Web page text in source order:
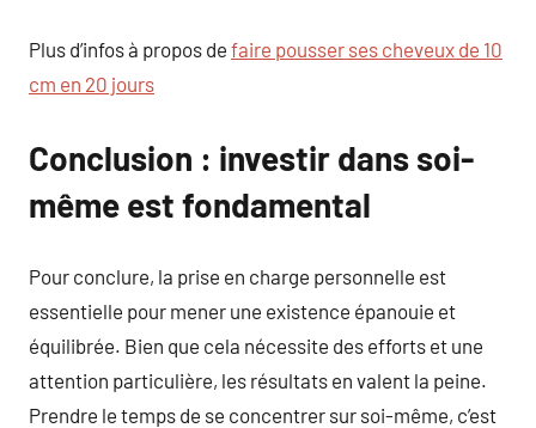
Plus d’infos à propos de faire pousser ses cheveux de 10
cm en 20 jours
Conclusion : investir dans soi-
même est fondamental
Pour conclure, la prise en charge personnelle est
essentielle pour mener une existence épanouie et
équilibrée. Bien que cela nécessite des efforts et une
attention particulière, les résultats en valent la peine.
Prendre le temps de se concentrer sur soi-même, c’est